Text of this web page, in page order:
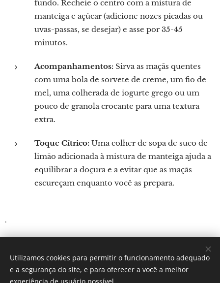
fundo. Recheie o centro com a mistura de
manteiga e açúcar (adicione nozes picadas ou
uvas-passas, se desejar) e asse por 35-45
minutos.
Acompanhamentos: Sirva as maçãs quentes
com uma bola de sorvete de creme, um fio de
mel, uma colherada de iogurte grego ou um
pouco de granola crocante para uma textura
extra.
Toque Cítrico: Uma colher de sopa de suco de
limão adicionada à mistura de manteiga ajuda a
equilibrar a doçura e a evitar que as maçãs
escureçam enquanto você as prepara.
.
Por: Verônica Silveira Nicoletti
Instagram: Gastronomundo.receitas
Utilizamos cookies para permitir o funcionamento adequado
e a segurança do site, e para oferecer a você a melhor